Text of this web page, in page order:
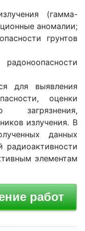
(гамма-
аномалии;
грунтов
для выявления
оценки
загрязнения,
излучения. В
данных
радиоактивности
элементам